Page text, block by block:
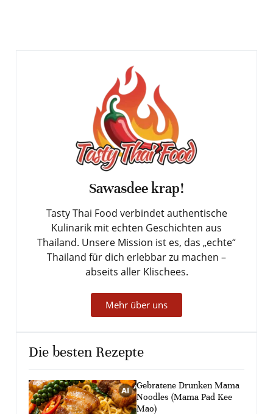
Sawasdee krap!
Tasty Thai Food verbindet authentische
Kulinarik mit echten Geschichten aus
Thailand. Unsere Mission ist es, das „echte“
Thailand für dich erlebbar zu machen –
abseits aller Klischees.
Mehr über uns
Die besten Rezepte
Gebratene Drunken Mama
Noodles (Mama Pad Kee
Mao)